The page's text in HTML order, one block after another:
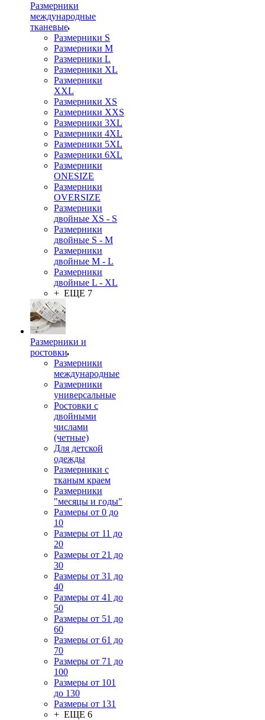
Размерники
международные
тканевые
Размерники S
Размерники M
Размерники L
Размерники XL
Размерники
XXL
Размерники XS
Размерники XXS
Размерники 3XL
Размерники 4XL
Размерники 5XL
Размерники 6XL
Размерники
ONESIZE
Размерники
OVERSIZE
Размерники
двойные XS - S
Размерники
двойные S - M
Размерники
двойные M - L
Размерники
двойные L - XL
+ ЕЩЕ 7
Размерники и
ростовки
Размерники
международные
Размерники
универсальные
Ростовки с
двойными
числами
(четные)
Для детской
одежды
Размерники с
тканым краем
Размерники
"месяцы и годы"
Размеры от 0 до
10
Размеры от 11 до
20
Размеры от 21 до
30
Размеры от 31 до
40
Размеры от 41 до
50
Размеры от 51 до
60
Размеры от 61 до
70
Размеры от 71 до
100
Размеры от 101
до 130
Размеры от 131
+ ЕЩЕ 6